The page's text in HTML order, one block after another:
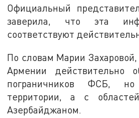
Официальный
заверила, что эта
соответствуют
По словам Марии
Армении действительно
пограничников ФСБ,
территории, а с
Азербайджаном.